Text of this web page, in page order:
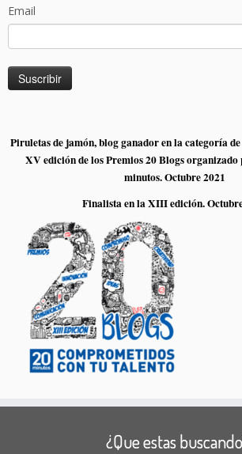
Email
Piruletas de jamón, blog ganador en la categoría
XV edición de los Premios 20 Blogs
minutos. Octubre 2021
Finalista en la XIII edición.
¿Que estas